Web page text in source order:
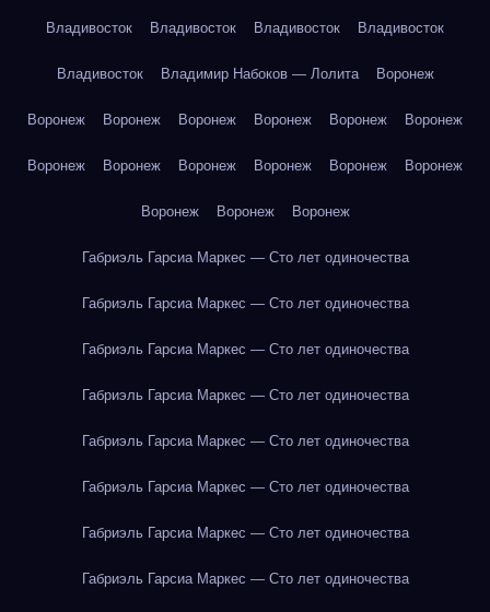
Владивосток Владивосток Владивосток Владивосток
Владивосток Владимир Набоков — Лолита Воронеж
Воронеж Воронеж Воронеж Воронеж Воронеж Воронеж
Воронеж Воронеж Воронеж Воронеж Воронеж Воронеж
Воронеж Воронеж Воронеж
Габриэль Гарсиа Маркес — Сто лет одиночества
Габриэль Гарсиа Маркес — Сто лет одиночества
Габриэль Гарсиа Маркес — Сто лет одиночества
Габриэль Гарсиа Маркес — Сто лет одиночества
Габриэль Гарсиа Маркес — Сто лет одиночества
Габриэль Гарсиа Маркес — Сто лет одиночества
Габриэль Гарсиа Маркес — Сто лет одиночества
Габриэль Гарсиа Маркес — Сто лет одиночества